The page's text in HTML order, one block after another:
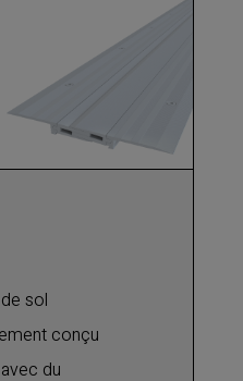
: joint de
sol
conçu
du